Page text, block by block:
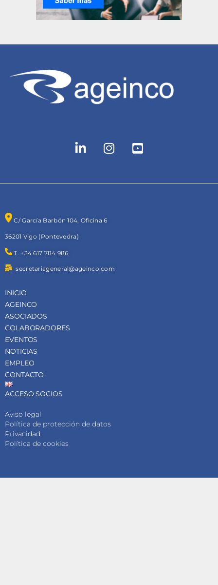
C/ García Barbón 104, Oficina 6
36201 Vigo (Pontevedra)
T. +34 617 784 986
secretariageneral@ageinco.com
INICIO
AGEINCO
ASOCIADOS
COLABORADORES
EVENTOS
NOTICIAS
EMPLEO
CONTACTO
ACCESO SOCIOS
Aviso legal
Política de protección de datos
Privacidad
Política de cookies